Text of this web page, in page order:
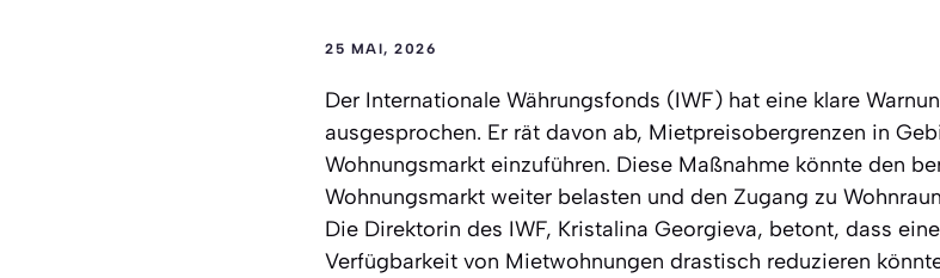
25 MAI, 2026
Der Internationale Währungsfonds (IWF) hat eine klare
ausgesprochen. Er rät davon ab, Mietpreisobergrenzen in
Wohnungsmarkt einzuführen. Diese Maßnahme könnte den
Wohnungsmarkt weiter belasten und den Zugang zu
Die Direktorin des IWF, Kristalina Georgieva, betont, dass
Verfügbarkeit von Mietwohnungen drastisch reduzieren